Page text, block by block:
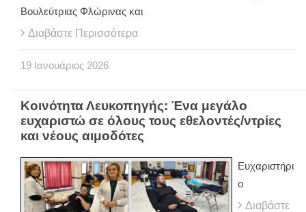
Βουλεύτριας Φλώρινας και
Διαβάστε Περισσότερα
19 Ιανουάριος 2026
Κοινότητα Λευκοπηγής: Ένα μεγάλο
ευχαριστώ σε όλους τους εθελοντές/ντρίες
και νέους αιμοδότες
Ευχαριστήρι
ο
Διαβάστε